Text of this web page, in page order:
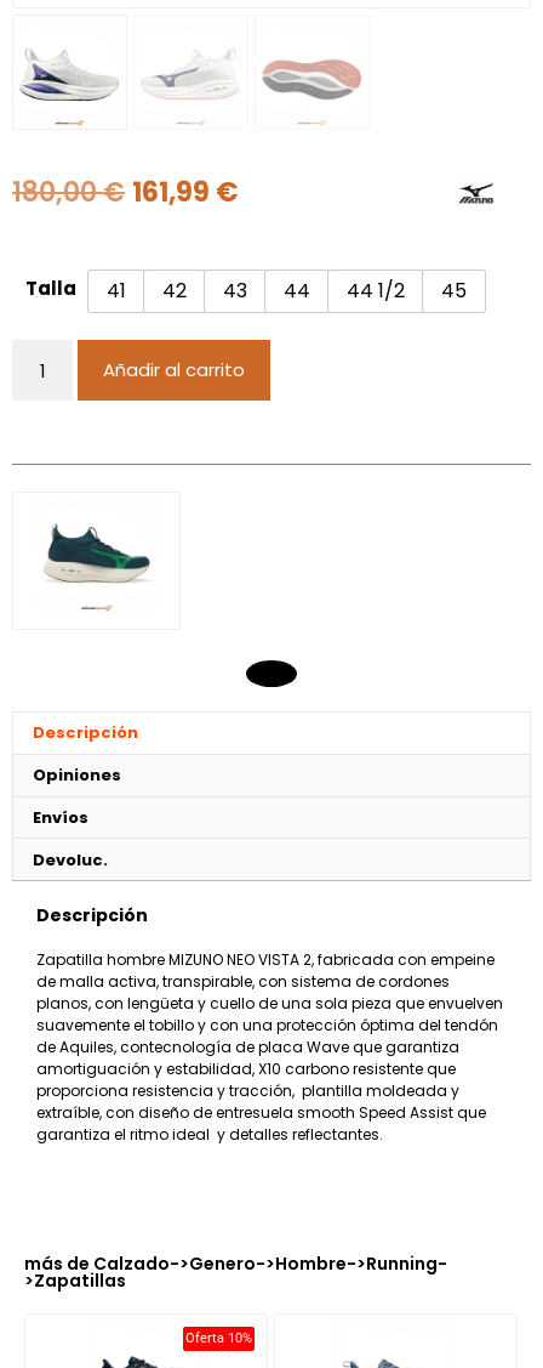
180,00€ 161,99 €
Talla 41 42 43 44 44 1/2 45
Añadir al carrito
Descripción
Opiniones
Envíos
Devoluc.
Descripción
Zapatilla hombre MIZUNO NEO VISTA 2, fabricada con empeine
de malla activa, transpirable, con sistema de cordones
planos, con lengüeta y cuello de una sola pieza que envuelven
suavemente el tobillo y con una protección óptima del tendón
de Aquiles, contecnología de placa Wave que garantiza
amortiguación y estabilidad, X10 carbono resistente que
proporciona resistencia y tracción, plantilla moldeada y
extraíble, con diseño de entresuela smooth Speed Assist que
garantiza el ritmo ideal y detalles reflectantes.
más de Calzado->Genero->Hombre->Running-
>Zapatillas
Oferta 10%